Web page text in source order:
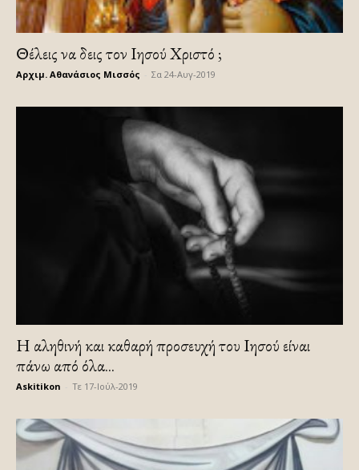
Θέλεις να δεις τον Ιησού Χριστό ;
Αρχιμ. Αθανάσιος Μισσός Σα 24-Αυγ-2019
Η αληθινή και καθαρή προσευχή του Ιησού είναι
πάνω από όλα...
Askitikon Τε 17-Ιούλ-2019